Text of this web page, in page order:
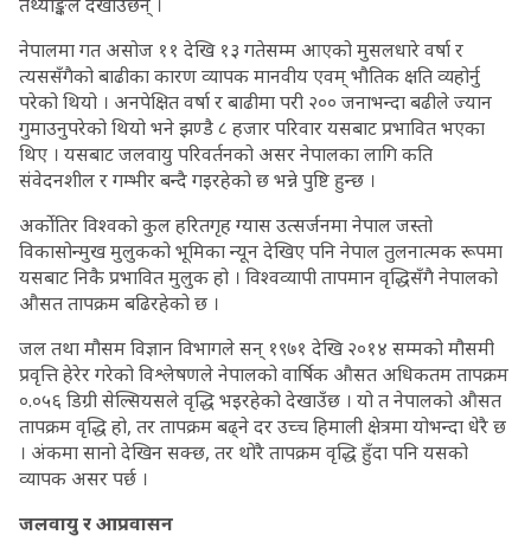
नेपालमा गत असोज ११ देखि १३ गतेसम्म आएको मुसलधारे वर्षा र
त्यससँगैको बाढीका कारण व्यापक मानवीय एवम् भौतिक क्षति व्यहोर्नु
परेको थियो । अनपेक्षित वर्षा र बाढीमा परी २०० जनाभन्दा बढीले ज्यान
गुमाउनुपरेको थियो भने झण्डै ८ हजार परिवार यसबाट प्रभावित भएका
थिए । यसबाट जलवायु परिवर्तनको असर नेपालका लागि कति
संवेदनशील र गम्भीर बन्दै गइरहेको छ भन्ने पुष्टि हुन्छ ।
अर्कोतिर विश्वको कुल हरितगृह ग्यास उत्सर्जनमा नेपाल जस्तो
विकासोन्मुख मुलुकको भूमिका न्यून देखिए पनि नेपाल तुलनात्मक रूपमा
यसबाट निकै प्रभावित मुलुक हो । विश्वव्यापी तापमान वृद्धिसँगै नेपालको
औसत तापक्रम बढिरहेको छ ।
जल तथा मौसम विज्ञान विभागले सन् १९७१ देखि २०१४ सम्मको मौसमी
प्रवृत्ति हेरेर गरेको विश्लेषणले नेपालको वार्षिक औसत अधिकतम तापक्रम
०.०५६ डिग्री सेल्सियसले वृद्धि भइरहेको देखाउँछ । यो त नेपालको औसत
तापक्रम वृद्धि हो, तर तापक्रम बढ्ने दर उच्च हिमाली क्षेत्रमा योभन्दा धेरै छ
। अंकमा सानो देखिन सक्छ, तर थोरै तापक्रम वृद्धि हुँदा पनि यसको
व्यापक असर पर्छ ।
जलवायु र आप्रवासन